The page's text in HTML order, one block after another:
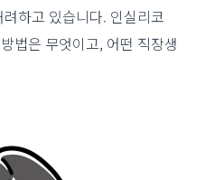
하고 있습니다. 인실리코
법은 무엇이고, 어떤 직장생